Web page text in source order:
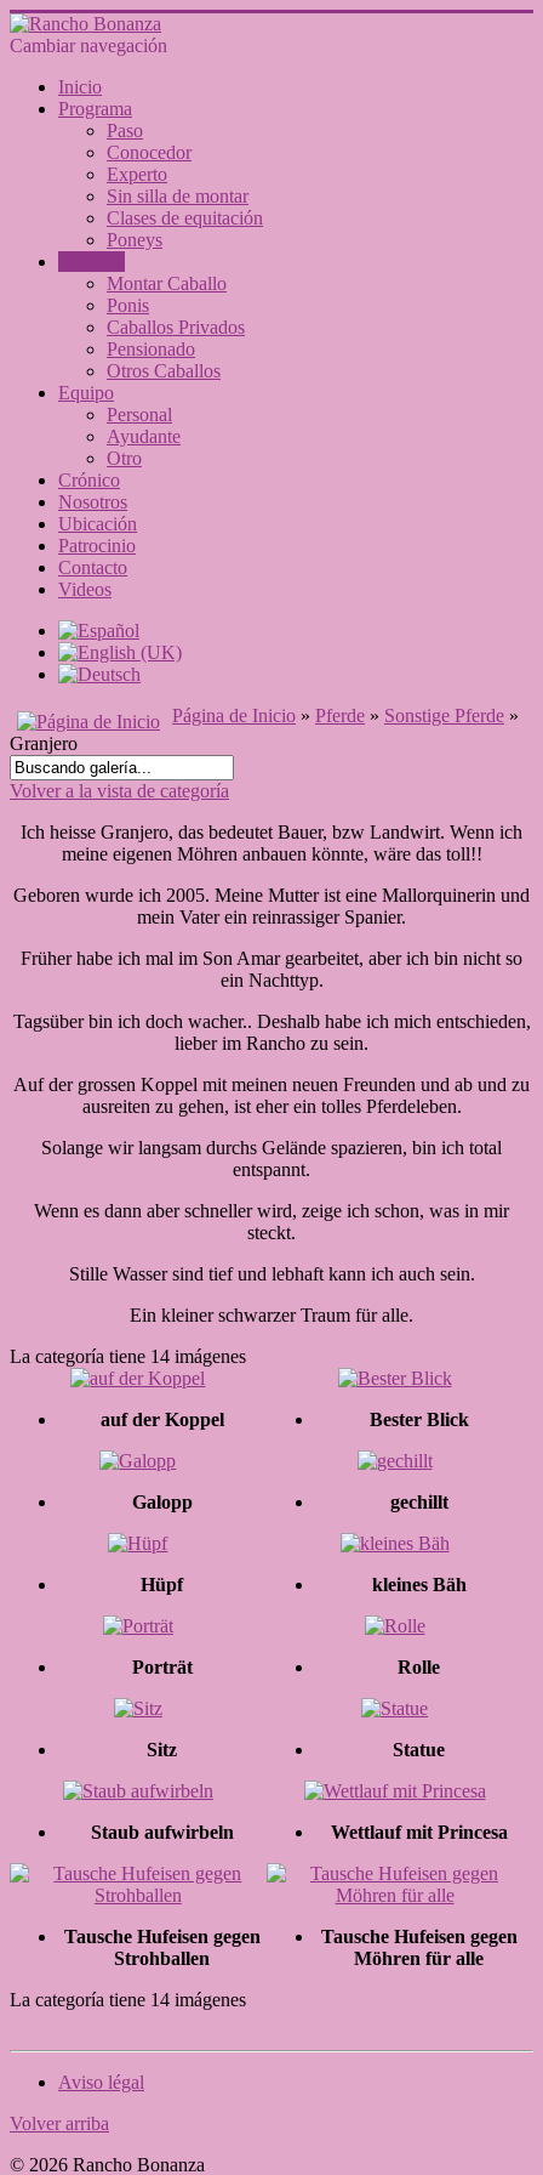
Cambiar navegación
Inicio
Programa
Paso
Conocedor
Experto
Sin silla de montar
Clases de equitación
Poneys
Montar Caballo
Ponis
Caballos Privados
Pensionado
Otros Caballos
Equipo
Personal
Ayudante
Otro
Crónico
Nosotros
Ubicación
Patrocinio
Contacto
Videos
Página de Inicio » Pferde » Sonstige Pferde »
Granjero
Volver a la vista de categoría
Ich heisse Granjero, das bedeutet Bauer, bzw Landwirt. Wenn ich
meine eigenen Möhren anbauen könnte, wäre das toll!!
Geboren wurde ich 2005. Meine Mutter ist eine Mallorquinerin und
mein Vater ein reinrassiger Spanier.
Früher habe ich mal im Son Amar gearbeitet, aber ich bin nicht so
ein Nachttyp.
Tagsüber bin ich doch wacher.. Deshalb habe ich mich entschieden,
lieber im Rancho zu sein.
Auf der grossen Koppel mit meinen neuen Freunden und ab und zu
ausreiten zu gehen, ist eher ein tolles Pferdeleben.
Solange wir langsam durchs Gelände spazieren, bin ich total
entspannt.
Wenn es dann aber schneller wird, zeige ich schon, was in mir
steckt.
Stille Wasser sind tief und lebhaft kann ich auch sein.
Ein kleiner schwarzer Traum für alle.
La categoría tiene 14 imágenes
auf der Koppel Bester Blick
Galopp gechillt
Hüpf kleines Bäh
Porträt Rolle
Sitz Statue
Staub aufwirbeln Wettlauf mit Princesa
Tausche Hufeisen gegen
Strohballen
Tausche Hufeisen gegen
Möhren für alle
La categoría tiene 14 imágenes
Aviso légal
Volver arriba
© 2026 Rancho Bonanza